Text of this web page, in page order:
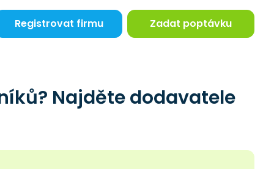
Registrovat firmu Zadat poptávku
Najděte dodavatele